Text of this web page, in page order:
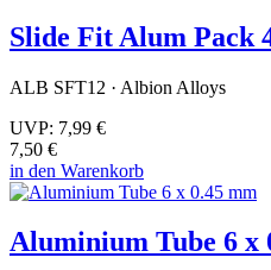
Slide Fit Alum Pack
ALB SFT12 · Albion Alloys
UVP: 7,99 €
7,50 €
in den Warenkorb
Aluminium Tube 6 x